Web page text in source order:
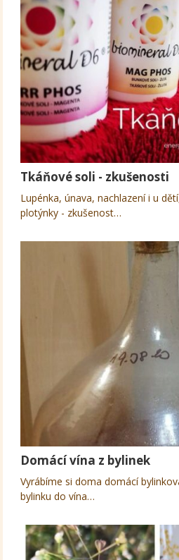
Tkáňové soli - zkušenosti
Lupénka, únava, nachlazení i u
plotýnky - zkušenost…
Domácí vína z bylinek
Vyrábíme si doma domácí
bylinku do vína…